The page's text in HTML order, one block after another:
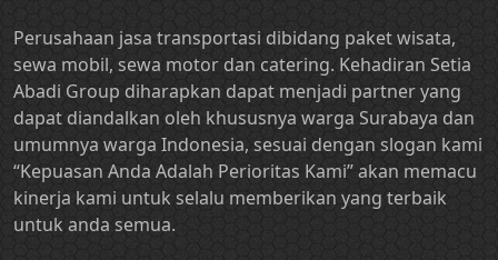
Perusahaan jasa transportasi dibidang paket wisata,
sewa mobil, sewa motor dan catering. Kehadiran Setia
Abadi Group diharapkan dapat menjadi partner yang
dapat diandalkan oleh khususnya warga Surabaya dan
umumnya warga Indonesia, sesuai dengan slogan kami
“Kepuasan Anda Adalah Perioritas Kami” akan memacu
kinerja kami untuk selalu memberikan yang terbaik
untuk anda semua.